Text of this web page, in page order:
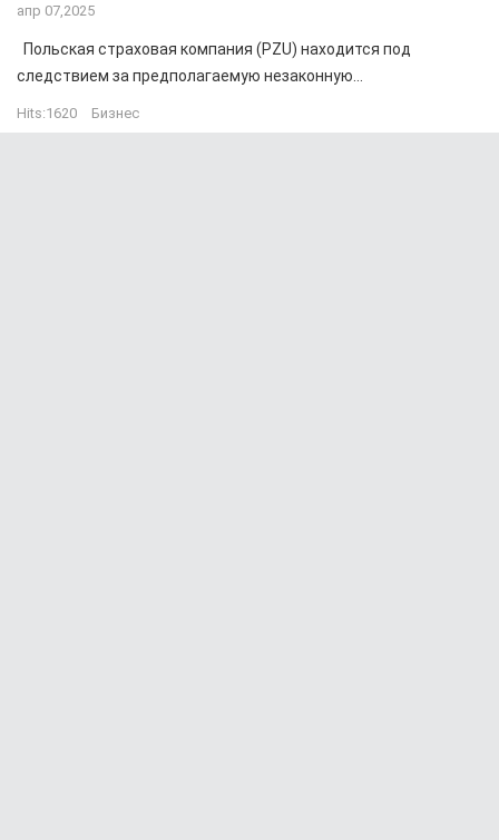
апр 07,2025
Польская страховая компания (PZU) находится под
следствием за предполагаемую незаконную...
Hits:1620 Бизнес